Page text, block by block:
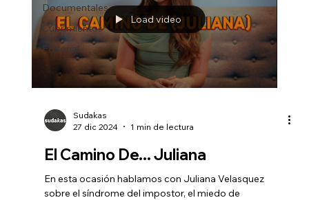
Documentales
Cubrimientos
Editorial
Load video
Sudakas
27 dic 2024
1 min de lectura
El Camino De... Juliana
En esta ocasión hablamos con ‪Juliana Velasquez‬
sobre el síndrome del impostor, el miedo de